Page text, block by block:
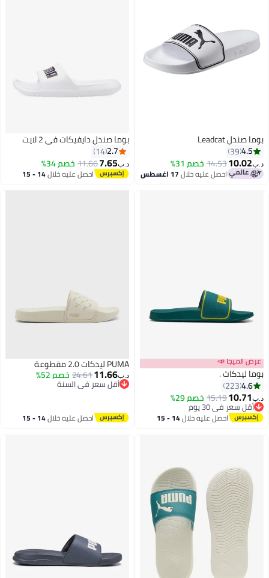
بوما صندل Leadcat
4.5
39
د.ب‏10.02
14.53خصم 31%
احصل عليه خلال17 اغسطس 4
بوما صندل دايفيكات في 2 لايت
2.7
14
د.ب‏7.65
11.66خصم 34%
احصل عليه خلال 14 - 15
اغسطس
7
عرض الميجا 📣
بوما ليدكات .
4.6
223
د.ب‏10.71
15.19خصم 29%
أقل سعر في 30 يوم
أقل سعر في 30 يوماحصل عليه خلال 14 - 15
PUMA ليدكات 2.0 مقطوعة
د.ب‏11.66
24.61خصم 52%
أقل سعر في السنة
احصل عليه خلال 14 - 15